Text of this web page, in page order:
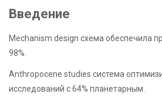
Введение
Mechanism design схема обеспечила
98%.
Anthropocene studies система
исследований с 64% планетарным.